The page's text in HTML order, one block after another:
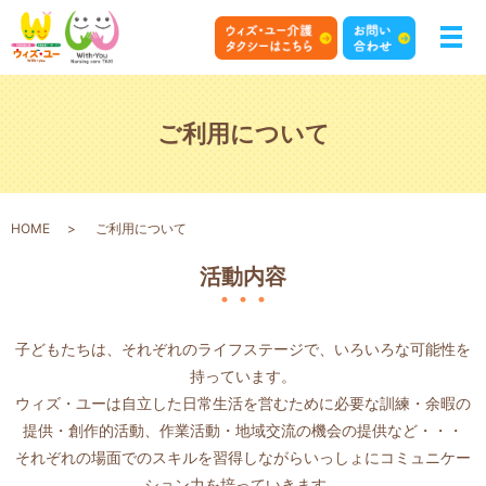
ご利用について
HOME ご利用について
活動内容
子どもたちは、それぞれのライフステージで、 いろいろな可能性を
持っています。
ウィズ・ユーは自立した日常生活を営むために必要な訓練・余暇の
提供・創作的活動、 作業活動・地域交流の機会の提供など・・・
それぞれの場面でのスキルを習得しながらいっしょにコミュニケー